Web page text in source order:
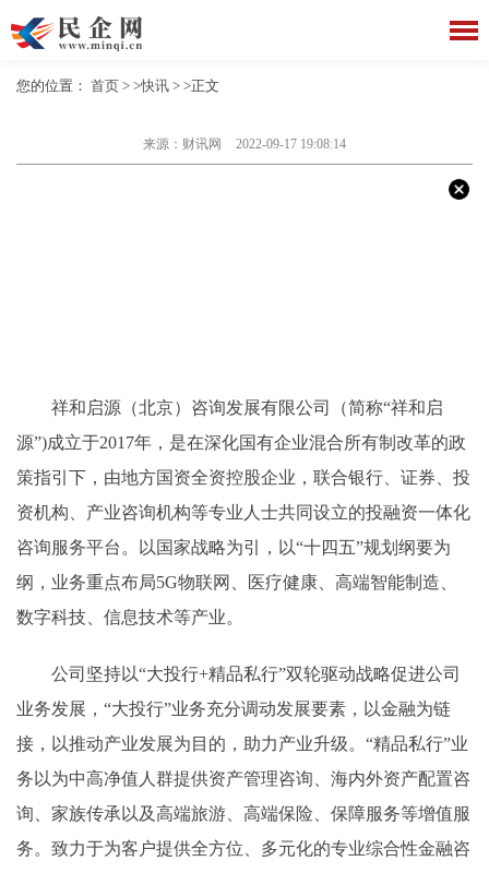
您的位置： 首页 > >快讯 > >正文
来源：财讯网 2022-09-17 19:08:14
祥和启源（北京）咨询发展有限公司（简称“祥和启
源”)成立于2017年，是在深化国有企业混合所有制改革的政
策指引下，由地方国资全资控股企业，联合银行、证券、投
资机构、产业咨询机构等专业人士共同设立的投融资一体化
咨询服务平台。以国家战略为引，以“十四五”规划纲要为
纲，业务重点布局5G物联网、医疗健康、高端智能制造、
数字科技、信息技术等产业。
公司坚持以“大投行+精品私行”双轮驱动战略促进公司
业务发展，“大投行”业务充分调动发展要素，以金融为链
接，以推动产业发展为目的，助力产业升级。“精品私行”业
务以为中高净值人群提供资产管理咨询、海内外资产配置咨
询、家族传承以及高端旅游、高端保险、保障服务等增值服
务。致力于为客户提供全方位、多元化的专业综合性金融咨